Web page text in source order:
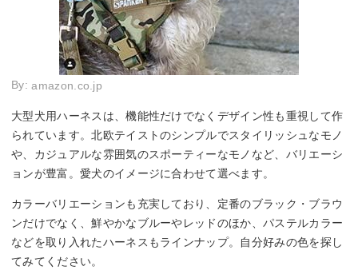
By:amazon.co.jp
大型犬用ハーネスは、機能性だけでなくデザイン性も重視して作
られています。北欧テイストのシンプルでスタイリッシュなモノ
や、カジュアルな雰囲気のスポーティーなモノなど、バリエーシ
ョンが豊富。愛犬のイメージに合わせて選べます。
カラーバリエーションも充実しており、定番のブラック・ブラウ
ンだけでなく、鮮やかなブルーやレッドのほか、パステルカラー
などを取り入れたハーネスもラインナップ。自分好みの色を探し
てみてください。